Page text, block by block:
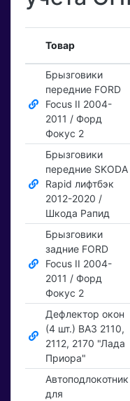
Товар
Брызговики
передние FORD
Focus II 2004-
2011 / Форд
Фокус 2
Брызговики
передние SKODA
Rapid лифтбэк
2012-2020 /
Шкода Рапид
Брызговики
задние FORD
Focus II 2004-
2011 / Форд
Фокус 2
Дефлектор окон
(4 шт.) ВАЗ 2110,
2112, 2170 "Лада
Приора"
Автоподлокотник
для